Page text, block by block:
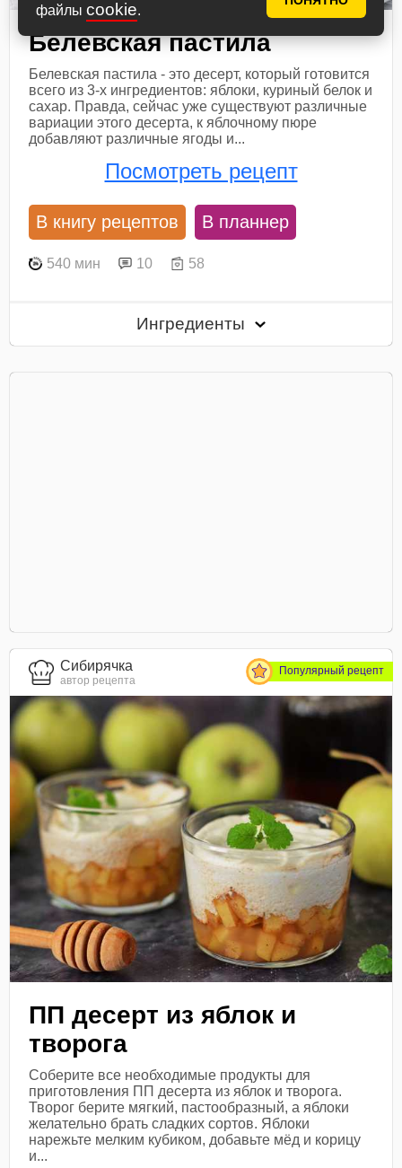
файлы cookie.
Белевская пастила
Белевская пастила - это десерт, который готовится
всего из 3-х ингредиентов: яблоки, куриный белок и
сахар. Правда, сейчас уже существуют различные
вариации этого десерта, к яблочному пюре
добавляют различные ягоды и...
Посмотреть рецепт
В книгу рецептов В планнер
540 мин 10 58
Ингредиенты
Сибирячка
автор рецепта
Популярный рецепт
ПП десерт из яблок и
творога
Соберите все необходимые продукты для
приготовления ПП десерта из яблок и творога.
Творог берите мягкий, пастообразный, а яблоки
желательно брать сладких сортов. Яблоки
нарежьте мелким кубиком, добавьте мёд и корицу
и...